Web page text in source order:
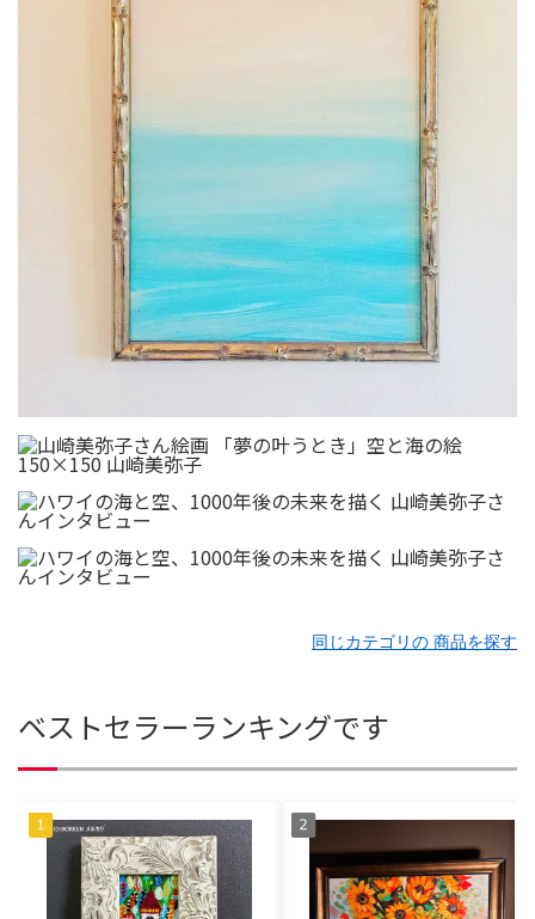
同じカテゴリの 商品を探す
ベストセラーランキングです